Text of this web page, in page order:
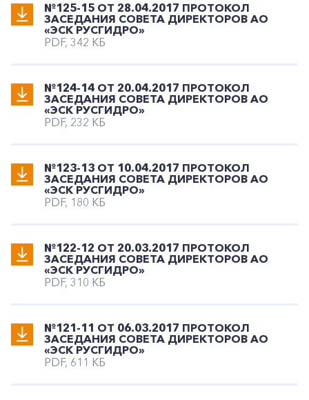
№125-15 ОТ 28.04.2017 ПРОТОКОЛ
ЗАСЕДАНИЯ СОВЕТА ДИРЕКТОРОВ АО
«ЭСК РУСГИДРО»
PDF, 342 КБ
№124-14 ОТ 20.04.2017 ПРОТОКОЛ
ЗАСЕДАНИЯ СОВЕТА ДИРЕКТОРОВ АО
«ЭСК РУСГИДРО»
PDF, 232 КБ
№123-13 ОТ 10.04.2017 ПРОТОКОЛ
ЗАСЕДАНИЯ СОВЕТА ДИРЕКТОРОВ АО
«ЭСК РУСГИДРО»
PDF, 180 КБ
№122-12 ОТ 20.03.2017 ПРОТОКОЛ
ЗАСЕДАНИЯ СОВЕТА ДИРЕКТОРОВ АО
«ЭСК РУСГИДРО»
PDF, 310 КБ
№121-11 ОТ 06.03.2017 ПРОТОКОЛ
ЗАСЕДАНИЯ СОВЕТА ДИРЕКТОРОВ АО
«ЭСК РУСГИДРО»
PDF, 611 КБ